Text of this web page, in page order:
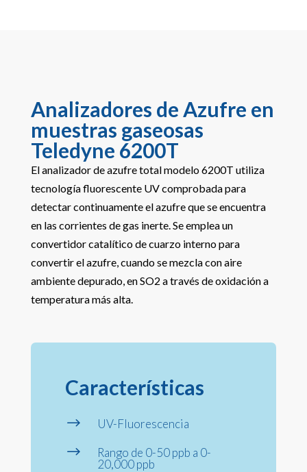
Analizadores de Azufre en
muestras gaseosas
Teledyne 6200T
El analizador de azufre total modelo 6200T utiliza
tecnología fluorescente UV comprobada para
detectar continuamente el azufre que se encuentra
en las corrientes de gas inerte. Se emplea un
convertidor catalítico de cuarzo interno para
convertir el azufre, cuando se mezcla con aire
ambiente depurado, en SO2 a través de oxidación a
temperatura más alta.
Características
$ UV-Fluorescencia
$
Rango de 0-50 ppb a 0-
20,000 ppb